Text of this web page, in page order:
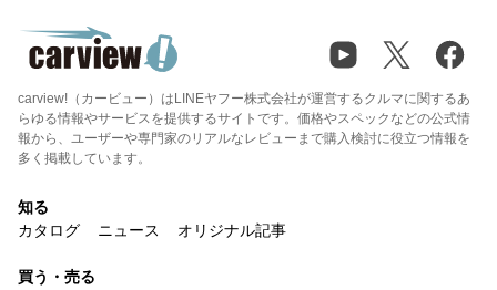
carview!（カービュー）はLINEヤフー株式会社が運営するクルマに関するあ
らゆる情報やサービスを提供するサイトです。価格やスペックなどの公式情
報から、ユーザーや専門家のリアルなレビューまで購入検討に役立つ情報を
多く掲載しています。
知る
カタログ
ニュース オリジナル記事
買う・売る